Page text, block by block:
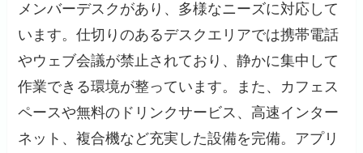
メンバーデスクがあり、多様なニーズに対応して
います。仕切りのあるデスクエリアでは携帯電話
やウェブ会議が禁止されており、静かに集中して
作業できる環境が整っています。また、カフェス
ペースや無料のドリンクサービス、高速インター
ネット、複合機など充実した設備を完備。アプリ